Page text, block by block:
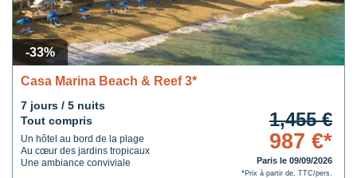
-33%
Casa Marina Beach & Reef 3*
7 jours / 5 nuits
Tout compris
Un hôtel au bord de la plage
Au cœur des jardins tropicaux
Une ambiance conviviale
1,455 €
987 €*
Paris le 09/09/2026
*Prix à partir de, TTC/pers.